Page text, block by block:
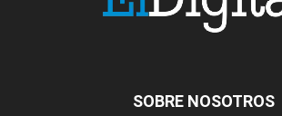
SOBRE NOSOTROS